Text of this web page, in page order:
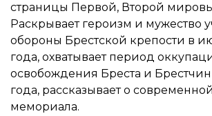
страницы Первой, Второй
Раскрывает героизм и мужество
обороны Брестской крепости в
года, охватывает период
освобождения Бреста и
года, рассказывает о
мемориала.